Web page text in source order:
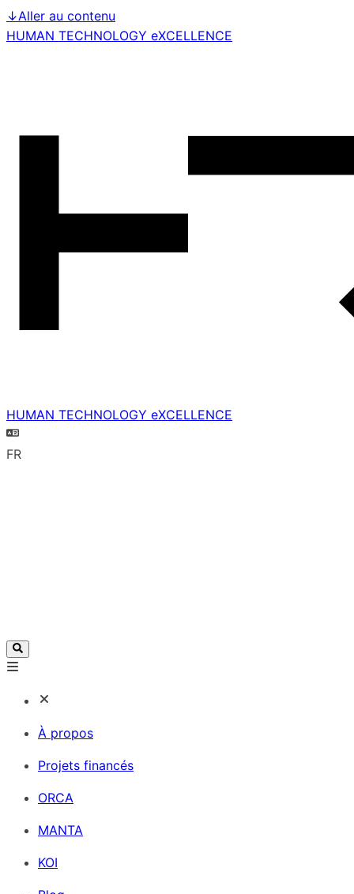
↓Aller au contenu
HUMAN TECHNOLOGY eXCELLENCE
HUMAN TECHNOLOGY eXCELLENCE
FR
À propos
Projets financés
ORCA
MANTA
KOI